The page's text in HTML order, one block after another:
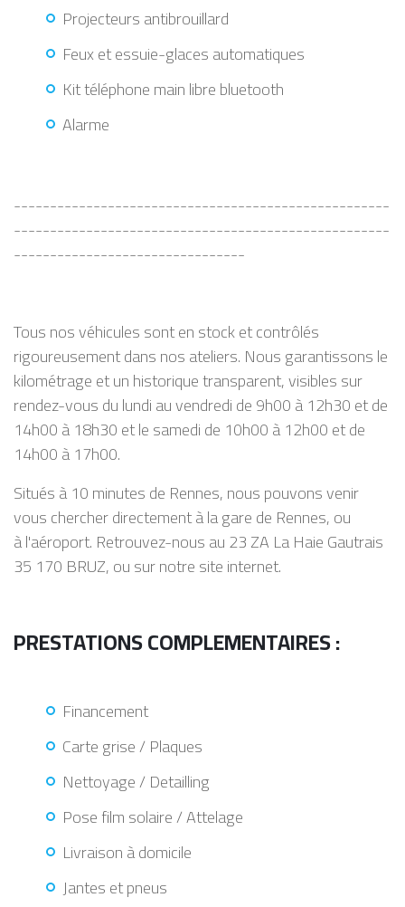
Projecteurs antibrouillard
Feux et essuie-glaces automatiques
Kit téléphone main libre bluetooth
Alarme
----------------------------------------------------
----------------------------------------------------
--------------------------------
Tous nos véhicules sont en stock et contrôlés
rigoureusement dans nos ateliers. Nous garantissons le
kilométrage et un historique transparent, visibles sur
rendez-vous du lundi au vendredi de 9h00 à 12h30 et de
14h00 à 18h30 et le samedi de 10h00 à 12h00 et de
14h00 à 17h00.
Situés à 10 minutes de Rennes, nous pouvons venir
vous chercher directement à la gare de Rennes, ou
à l'aéroport. Retrouvez-nous au 23 ZA La Haie Gautrais
35 170 BRUZ, ou sur notre site internet.
PRESTATIONS COMPLEMENTAIRES :
Financement
Carte grise / Plaques
Nettoyage / Detailling
Pose film solaire / Attelage
Livraison à domicile
Jantes et pneus